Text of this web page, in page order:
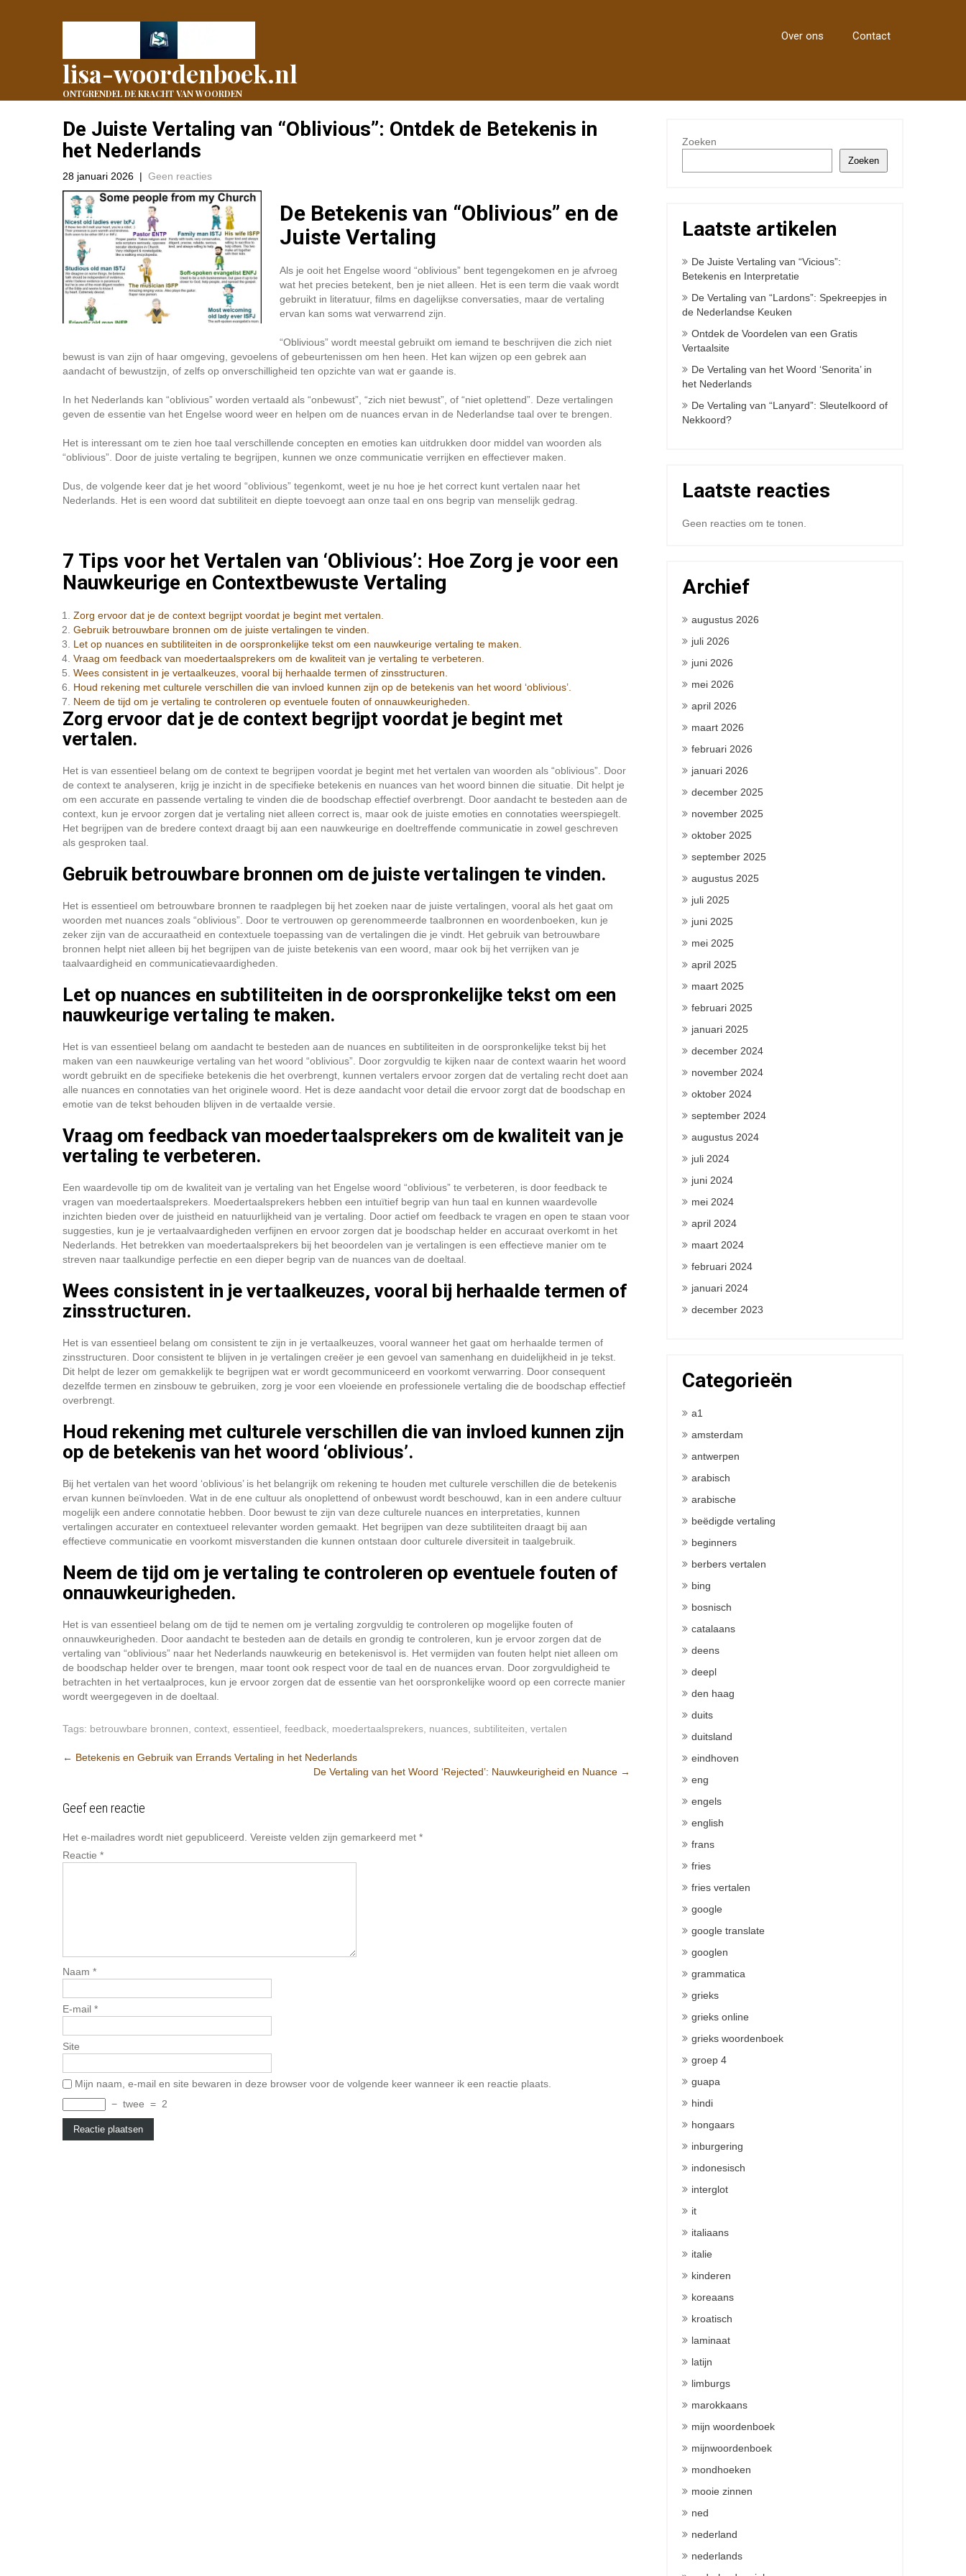
lisa-woordenboek.nl
ONTGRENDEL DE KRACHT VAN WOORDEN
Over ons Contact
De Juiste Vertaling van “Oblivious”: Ontdek de Betekenis in
het Nederlands
28 januari 2026 | Geen reacties
De Betekenis van “Oblivious” en de
Juiste Vertaling
Als je ooit het Engelse woord “oblivious” bent tegengekomen en je afvroeg
wat het precies betekent, ben je niet alleen. Het is een term die vaak wordt
gebruikt in literatuur, films en dagelijkse conversaties, maar de vertaling
ervan kan soms wat verwarrend zijn.
“Oblivious” wordt meestal gebruikt om iemand te beschrijven die zich niet
bewust is van zijn of haar omgeving, gevoelens of gebeurtenissen om hen heen. Het kan wijzen op een gebrek aan
aandacht of bewustzijn, of zelfs op onverschilligheid ten opzichte van wat er gaande is.
In het Nederlands kan “oblivious” worden vertaald als “onbewust”, “zich niet bewust”, of “niet oplettend”. Deze vertalingen
geven de essentie van het Engelse woord weer en helpen om de nuances ervan in de Nederlandse taal over te brengen.
Het is interessant om te zien hoe taal verschillende concepten en emoties kan uitdrukken door middel van woorden als
“oblivious”. Door de juiste vertaling te begrijpen, kunnen we onze communicatie verrijken en effectiever maken.
Dus, de volgende keer dat je het woord “oblivious” tegenkomt, weet je nu hoe je het correct kunt vertalen naar het
Nederlands. Het is een woord dat subtiliteit en diepte toevoegt aan onze taal en ons begrip van menselijk gedrag.
7 Tips voor het Vertalen van ‘Oblivious’: Hoe Zorg je voor een
Nauwkeurige en Contextbewuste Vertaling
Zorg ervoor dat je de context begrijpt voordat je begint met vertalen.
Gebruik betrouwbare bronnen om de juiste vertalingen te vinden.
Let op nuances en subtiliteiten in de oorspronkelijke tekst om een nauwkeurige vertaling te maken.
Vraag om feedback van moedertaalsprekers om de kwaliteit van je vertaling te verbeteren.
Wees consistent in je vertaalkeuzes, vooral bij herhaalde termen of zinsstructuren.
Houd rekening met culturele verschillen die van invloed kunnen zijn op de betekenis van het woord ‘oblivious’.
Neem de tijd om je vertaling te controleren op eventuele fouten of onnauwkeurigheden.
Zorg ervoor dat je de context begrijpt voordat je begint met
vertalen.
Het is van essentieel belang om de context te begrijpen voordat je begint met het vertalen van woorden als “oblivious”. Door
de context te analyseren, krijg je inzicht in de specifieke betekenis en nuances van het woord binnen die situatie. Dit helpt je
om een accurate en passende vertaling te vinden die de boodschap effectief overbrengt. Door aandacht te besteden aan de
context, kun je ervoor zorgen dat je vertaling niet alleen correct is, maar ook de juiste emoties en connotaties weerspiegelt.
Het begrijpen van de bredere context draagt bij aan een nauwkeurige en doeltreffende communicatie in zowel geschreven
als gesproken taal.
Gebruik betrouwbare bronnen om de juiste vertalingen te vinden.
Het is essentieel om betrouwbare bronnen te raadplegen bij het zoeken naar de juiste vertalingen, vooral als het gaat om
woorden met nuances zoals “oblivious”. Door te vertrouwen op gerenommeerde taalbronnen en woordenboeken, kun je
zeker zijn van de accuraatheid en contextuele toepassing van de vertalingen die je vindt. Het gebruik van betrouwbare
bronnen helpt niet alleen bij het begrijpen van de juiste betekenis van een woord, maar ook bij het verrijken van je
taalvaardigheid en communicatievaardigheden.
Let op nuances en subtiliteiten in de oorspronkelijke tekst om een
nauwkeurige vertaling te maken.
Het is van essentieel belang om aandacht te besteden aan de nuances en subtiliteiten in de oorspronkelijke tekst bij het
maken van een nauwkeurige vertaling van het woord “oblivious”. Door zorgvuldig te kijken naar de context waarin het woord
wordt gebruikt en de specifieke betekenis die het overbrengt, kunnen vertalers ervoor zorgen dat de vertaling recht doet aan
alle nuances en connotaties van het originele woord. Het is deze aandacht voor detail die ervoor zorgt dat de boodschap en
emotie van de tekst behouden blijven in de vertaalde versie.
Vraag om feedback van moedertaalsprekers om de kwaliteit van je
vertaling te verbeteren.
Een waardevolle tip om de kwaliteit van je vertaling van het Engelse woord “oblivious” te verbeteren, is door feedback te
vragen van moedertaalsprekers. Moedertaalsprekers hebben een intuïtief begrip van hun taal en kunnen waardevolle
inzichten bieden over de juistheid en natuurlijkheid van je vertaling. Door actief om feedback te vragen en open te staan voor
suggesties, kun je je vertaalvaardigheden verfijnen en ervoor zorgen dat je boodschap helder en accuraat overkomt in het
Nederlands. Het betrekken van moedertaalsprekers bij het beoordelen van je vertalingen is een effectieve manier om te
streven naar taalkundige perfectie en een dieper begrip van de nuances van de doeltaal.
Wees consistent in je vertaalkeuzes, vooral bij herhaalde termen of
zinsstructuren.
Het is van essentieel belang om consistent te zijn in je vertaalkeuzes, vooral wanneer het gaat om herhaalde termen of
zinsstructuren. Door consistent te blijven in je vertalingen creëer je een gevoel van samenhang en duidelijkheid in je tekst.
Dit helpt de lezer om gemakkelijk te begrijpen wat er wordt gecommuniceerd en voorkomt verwarring. Door consequent
dezelfde termen en zinsbouw te gebruiken, zorg je voor een vloeiende en professionele vertaling die de boodschap effectief
overbrengt.
Houd rekening met culturele verschillen die van invloed kunnen zijn
op de betekenis van het woord ‘oblivious’.
Bij het vertalen van het woord ‘oblivious’ is het belangrijk om rekening te houden met culturele verschillen die de betekenis
ervan kunnen beïnvloeden. Wat in de ene cultuur als onoplettend of onbewust wordt beschouwd, kan in een andere cultuur
mogelijk een andere connotatie hebben. Door bewust te zijn van deze culturele nuances en interpretaties, kunnen
vertalingen accurater en contextueel relevanter worden gemaakt. Het begrijpen van deze subtiliteiten draagt bij aan
effectieve communicatie en voorkomt misverstanden die kunnen ontstaan door culturele diversiteit in taalgebruik.
Neem de tijd om je vertaling te controleren op eventuele fouten of
onnauwkeurigheden.
Het is van essentieel belang om de tijd te nemen om je vertaling zorgvuldig te controleren op mogelijke fouten of
onnauwkeurigheden. Door aandacht te besteden aan de details en grondig te controleren, kun je ervoor zorgen dat de
vertaling van “oblivious” naar het Nederlands nauwkeurig en betekenisvol is. Het vermijden van fouten helpt niet alleen om
de boodschap helder over te brengen, maar toont ook respect voor de taal en de nuances ervan. Door zorgvuldigheid te
betrachten in het vertaalproces, kun je ervoor zorgen dat de essentie van het oorspronkelijke woord op een correcte manier
wordt weergegeven in de doeltaal.
Tags: betrouwbare bronnen context essentieel feedback moedertaalsprekers nuances subtiliteiten vertalen
Berichtnavigatie
← Betekenis en Gebruik van Errands Vertaling in het Nederlands
De Vertaling van het Woord ‘Rejected’: Nauwkeurigheid en Nuance →
Geef een reactie
Het e-mailadres wordt niet gepubliceerd. Vereiste velden zijn gemarkeerd met *
Reactie *
Naam *
E-mail *
Site
Mijn naam, e-mail en site bewaren in deze browser voor de volgende keer wanneer ik een reactie plaats.
− twee = 2
Zoeken
Zoeken
Laatste artikelen
De Juiste Vertaling van “Vicious”:
Betekenis en Interpretatie
De Vertaling van “Lardons”: Spekreepjes in
de Nederlandse Keuken
Ontdek de Voordelen van een Gratis
Vertaalsite
De Vertaling van het Woord ‘Senorita’ in
het Nederlands
De Vertaling van “Lanyard”: Sleutelkoord of
Nekkoord?
Laatste reacties
Geen reacties om te tonen.
Archief
augustus 2026
juli 2026
juni 2026
mei 2026
april 2026
maart 2026
februari 2026
januari 2026
december 2025
november 2025
oktober 2025
september 2025
augustus 2025
juli 2025
juni 2025
mei 2025
april 2025
maart 2025
februari 2025
januari 2025
december 2024
november 2024
oktober 2024
september 2024
augustus 2024
juli 2024
juni 2024
mei 2024
april 2024
maart 2024
februari 2024
januari 2024
december 2023
Categorieën
a1
amsterdam
antwerpen
arabisch
arabische
beëdigde vertaling
beginners
berbers vertalen
bing
bosnisch
catalaans
deens
deepl
den haag
duits
duitsland
eindhoven
eng
engels
english
frans
fries
fries vertalen
google
google translate
googlen
grammatica
grieks
grieks online
grieks woordenboek
groep 4
guapa
hindi
hongaars
inburgering
indonesisch
interglot
it
italiaans
italie
kinderen
koreaans
kroatisch
laminaat
latijn
limburgs
marokkaans
mijn woordenboek
mijnwoordenboek
mondhoeken
mooie zinnen
ned
nederland
nederlands